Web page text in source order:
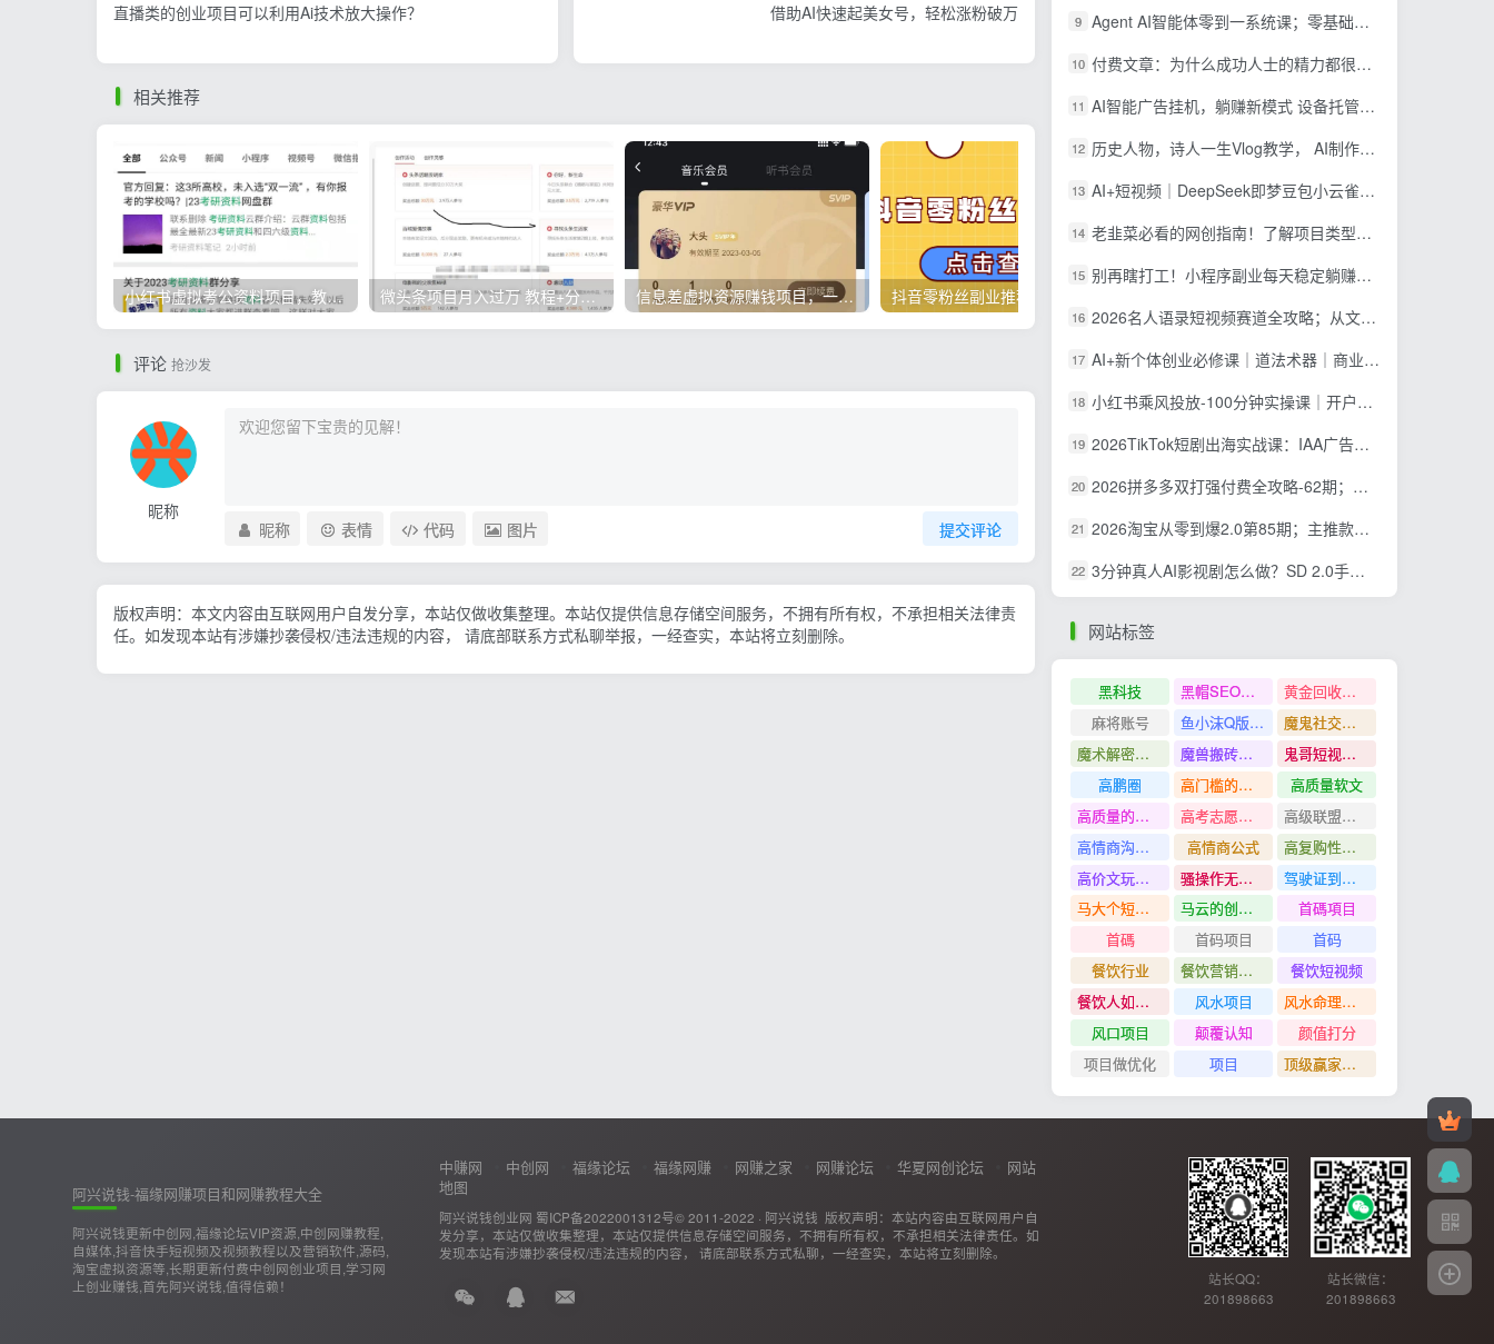
直播类的创业项目可以利用Ai技术放大操作？
借助AI快速起美女号，轻松涨粉破万
相关推荐
小红书虚拟考公资料项目，教资项目轻松月入过万的核心玩法 微头条项目月入过万 教程+分析详解 信息差虚拟资源赚钱项目，一单赚上百块，简单操作适合所有人
评论 抢沙发
昵称
提交评论
昵称 表情 代码 图片
版权声明：本文内容由互联网用户自发分享，本站仅做收集整理。本站仅提供信息存储空间服务，不拥有所有权，不承担相关法律责
任。如发现本站有涉嫌抄袭侵权/违法违规的内容， 请底部联系方式私聊举报，一经查实，本站将立刻删除。
9 Agent AI智能体零到一系统课；零基础也能学会自动化实战，从核心概念到Coze工作流搭建完整覆盖
10 付费文章：为什么成功人士的精力都很旺盛？
11 AI智能广告挂机，躺赚新模式 设备托管运行，解放双手持续变现
12 历史人物，诗人一生Vlog教学， AI制作丨伙伴计划丨精选收益丨商单收徒 ，新领域红利期，抓紧做
13 AI+短视频｜DeepSeek即梦豆包小云雀全工具教学，从账号定位到剪映剪辑，零基础也能快速上手做爆款
14 老韭菜必看的网创指南！了解项目类型，才能找到好的项目，才能拿到想要的结果
15 别再瞎打工！小程序副业每天稳定躺赚200+
16 2026名人语录短视频赛道全攻略；从文案撰写到声音克隆部署，系统掌握涨粉变现双赢制作技术
17 AI+新个体创业必修课｜道法术器｜商业逻辑·小红书流量·AI智能体｜低成本打造个人变现小生意全套教学
18 小红书乘风投放-100分钟实操课｜开户返点·标准投搭建·莱卡定向，新店建模撬动笔记自然流量全套教学
19 2026TikTok短剧出海实战课：IAA广告分账×IAP付费变现×账号搭建×平台规则×双轨爆发×回款全流程
20 2026拼多多双打强付费全攻略-62期；成本推广加托管双剑合璧，系统讲解7种付费玩法优劣势与选择策略
21 2026淘宝从零到爆2.0第85期；主推款五项高权重初始设置，改销量评晒秒单快速破零积累基础权重
22 3分钟真人AI影视剧怎么做？SD 2.0手把手完整制作流程｜Higgsfield 14天SD 2.0/2.5无限生成
网站标签
黑科技 黑帽SEO案例分析
黄金回收奢侈品
麻将账号
鱼小沫Q版人物团练课
魔鬼社交实战课全套课程
魔术解密教程
魔兽搬砖搞钱
鬼哥短视频底层逻辑
高鹏圈
高门槛的生意
高质量软文
高质量的问答和知识分享
高考志愿填报
高级联盟营销教程
高情商沟通管理课
高情商公式
高复购性行业
高价文玩众筹分红项目
骚操作无脑裂变
驾驶证到期换证
马大个短视频投放课
马云的创业故事
首碼項目
首碼
首码项目
首码
餐饮行业
餐饮营销管理特训班
餐饮短视频
餐饮人如何用团购给门店拓客
风水项目
风水命理项目
风口项目
颠覆认知
颜值打分
项目做优化
项目 顶级赢家思维
阿兴说钱-福缘网赚项目和网赚教程大全
阿兴说钱更新中创网,福缘论坛VIP资源,中创网赚教程,
自媒体,抖音快手短视频及视频教程以及营销软件,源码,
淘宝虚拟资源等,长期更新付费中创网创业项目,学习网
上创业赚钱,首先阿兴说钱,值得信赖！
中赚网 中创网 福缘论坛 福缘网赚 网赚之家 网赚论坛 华夏网创论坛
网站
地图
阿兴说钱创业网 蜀ICP备2022001312号© 2011-2022 · 阿兴说钱 版权声明：本站内容由互联网用户自
发分享，本站仅做收集整理，本站仅提供信息存储空间服务，不拥有所有权，不承担相关法律责任。如
发现本站有涉嫌抄袭侵权/违法违规的内容， 请底部联系方式私聊，一经查实，本站将立刻删除。
站长QQ：
201898663
站长微信：
201898663